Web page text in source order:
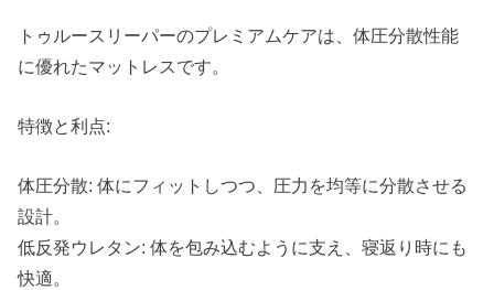
トゥルースリーパーのプレミアムケアは、体圧分散性能
に優れたマットレスです。
特徴と利点:
体圧分散: 体にフィットしつつ、圧力を均等に分散させる
設計。
低反発ウレタン: 体を包み込むように支え、寝返り時にも
快適。